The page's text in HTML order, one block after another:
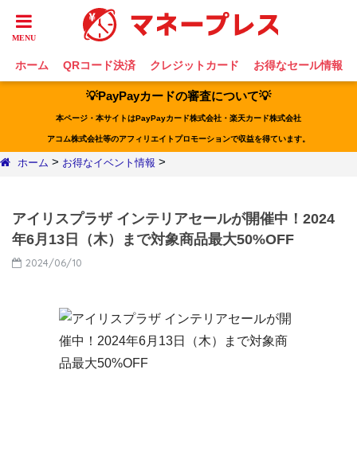
ホーム QRコード決済 クレジットカード お得なセール情報
💡PayPayカードの審査について💡
本ページ・本サイトはPayPayカード株式会社・楽天カード株式会社
アコム株式会社等のアフィリエイトプロモーションで収益を得ています。
ホーム > お得なイベント情報 >
アイリスプラザ インテリアセールが開催中！2024
年6月13日（木）まで対象商品最大50%OFF
2024/06/10